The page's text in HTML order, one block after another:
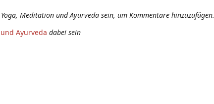
Meditation und Ayurveda sein, um Kommentare hinzuzufügen.
Ayurveda dabei sein